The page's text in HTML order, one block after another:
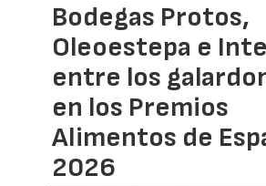
Bodegas Protos,
Oleoestepa e
entre los
en los Premios
Alimentos de
2026